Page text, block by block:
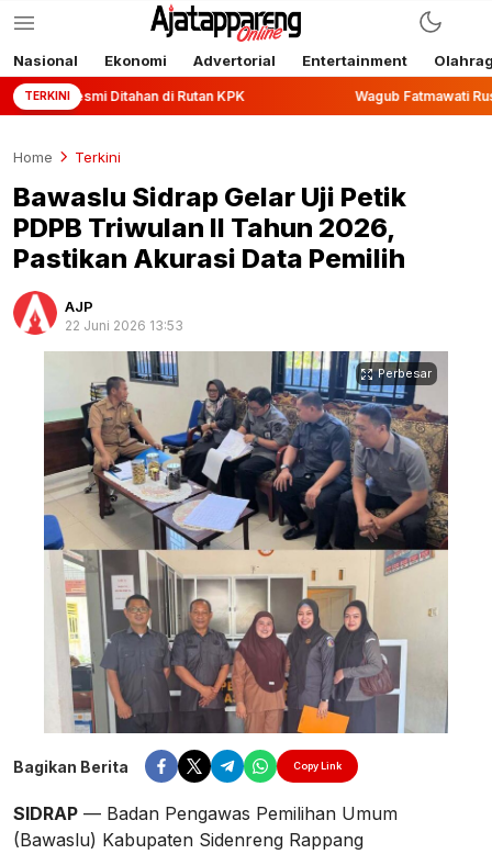
Nasional Ekonomi Advertorial Entertainment
TERKINI
di Rutan KPK Wagub Fatmawati Rusdi Lepas Ekspor
Home Terkini
Bawaslu Sidrap Gelar Uji Petik
PDPB Triwulan II Tahun 2026,
Pastikan Akurasi Data Pemilih
AJP
22 Juni 2026 13:53
Perbesar
Bagikan Berita Copy Link
SIDRAP — Badan Pengawas Pemilihan Umum
(Bawaslu) Kabupaten Sidenreng Rappang